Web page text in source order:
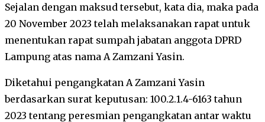
Sejalan dengan maksud tersebut, kata dia, maka pada
20 November 2023 telah melaksanakan rapat untuk
menentukan rapat sumpah jabatan anggota DPRD
Lampung atas nama A Zamzani Yasin.
Diketahui pengangkatan A Zamzani Yasin
berdasarkan surat keputusan: 100.2.1.4-6163 tahun
2023 tentang peresmian pengangkatan antar waktu